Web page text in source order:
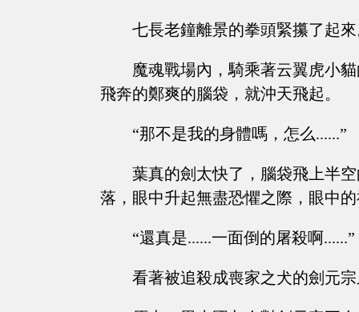
七長老鐘離景的拳頭緊攥了起
魔魂戰場內，騎乘著云翼虎小
飛奔的鄭爽的腦袋，就沖天飛起。
“那不是我的身體嗎，怎么......”
葉真的劍太快了，腦袋飛上半
落，眼中升起無盡恐懼之際，眼中
“還真是......一面倒的屠殺啊......”
看著被追殺成喪家之犬的劍元